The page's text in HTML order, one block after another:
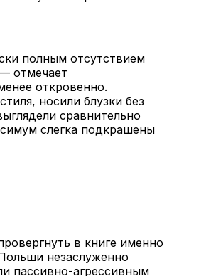
полным отсутствием
отмечает
откровенно.
носили блузки без
сравнительно
слегка подкрашены
в книге именно
незаслуженно
пассивно-агрессивным